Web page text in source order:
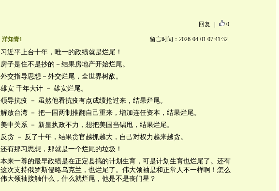
回复 0
洋知青1 留言时间：2026-04-01 07:41:32
习近平上台十年，唯一的政绩就是烂尾！
房子是住不是抄的－结果房地产开始烂尾。
外交指导思想－外交烂尾，全世界树敌。
雄安 千年大计 － 雄安烂尾。
领导抗疫 － 虽然他看抗疫有点成绩抢过来，结果烂尾。
解放台湾 － 把一国两制推翻自己重来，增加连任资本，结果烂尾。
美中关系 － 新皇执政不力，想把美国当锅甩，结果烂尾。
反贪 － 反了十年，结果贪官越抓越大，自己对权力越来越贪。
还有那习思想，那就是一个烂尾的垃圾！
本来一尊的最早政绩是在正定县搞的计划生育，可是计划生育也烂尾了。还有
这次支持俄罗斯侵略乌克兰，也烂尾了。伟大领袖是和正常人不一样啊！怎么
伟大领袖接触什么，什么就烂尾，他是不是丧门星？